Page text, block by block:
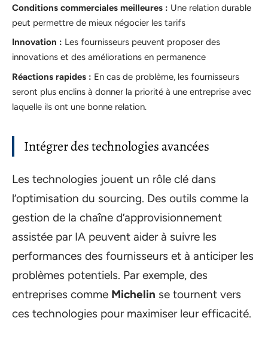
Conditions commerciales meilleures : Une relation durable
peut permettre de mieux négocier les tarifs
Innovation : Les fournisseurs peuvent proposer des
innovations et des améliorations en permanence
Réactions rapides : En cas de problème, les fournisseurs
seront plus enclins à donner la priorité à une entreprise avec
laquelle ils ont une bonne relation.
Intégrer des technologies avancées
Les technologies jouent un rôle clé dans
l’optimisation du sourcing. Des outils comme la
gestion de la chaîne d’approvisionnement
assistée par IA peuvent aider à suivre les
performances des fournisseurs et à anticiper les
problèmes potentiels. Par exemple, des
entreprises comme Michelin se tournent vers
ces technologies pour maximiser leur efficacité.